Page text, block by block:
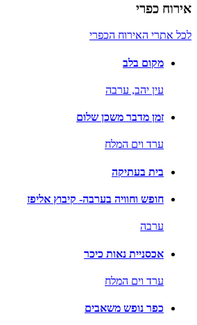
אירוח כפרי
לכל אתרי האירוח הכפרי
מקום בלב
עין יהב, ערבה
זמן מדבר משכן שלום
ערד וים המלח
בית בעתיקה
חופש וחוויה בערבה- קיבוץ אליפז
ערבה
אכסניית נאות כיכר
ערד וים המלח
כפר נופש משאבים